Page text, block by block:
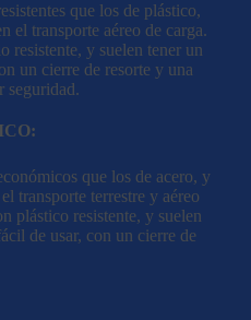
que los de plástico,
el transporte aéreo de carga.
resistente, y suelen tener un
un cierre de resorte y una
seguridad.
que los de acero, y
transporte terrestre y aéreo
plástico resistente, y suelen
de usar, con un cierre de